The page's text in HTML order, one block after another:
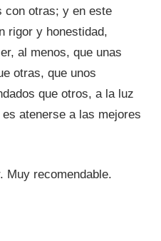
con otras; y en este
rigor y honestidad,
al menos, que unas
otras, que unos
que otros, a la luz
atenerse a las mejores
Muy recomendable.